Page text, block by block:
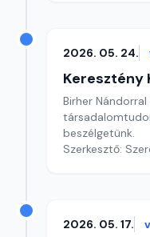
2026. 05. 24.
Keresztény
Birher Nándorral
beszélgetünk.
Szerkesztő:
2026. 05. 17.